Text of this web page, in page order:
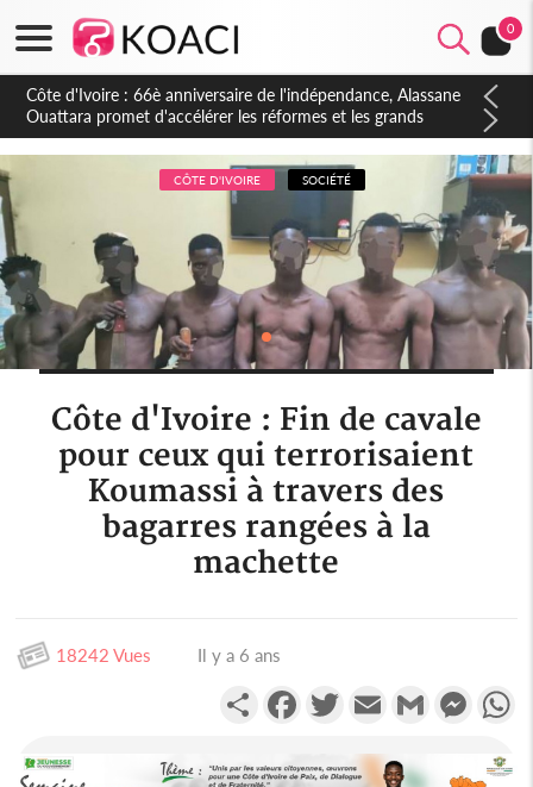
0
Côte d'Ivoire : À Abidjan, Amadou Oury Bah admire le modèle
ivoirien et veut s'en inspirer pour accélérer le développement
de la Guinée
CÔTE D'IVOIRE SOCIÉTÉ
Côte d'Ivoire : Fin de cavale
pour ceux qui terrorisaient
Koumassi à travers des
bagarres rangées à la
machette
18242 Vues Il y a 6 ans
PartagerFacebookTwitterEmail Gmail